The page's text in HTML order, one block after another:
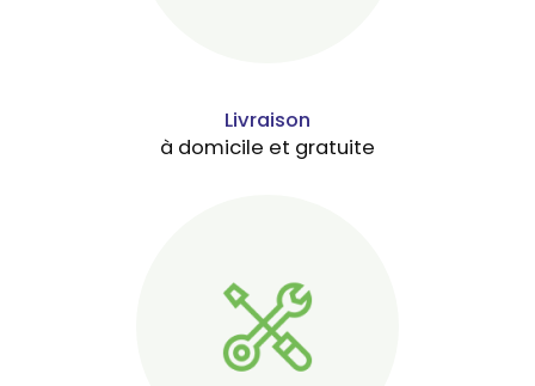
Livraison
à domicile et gratuite